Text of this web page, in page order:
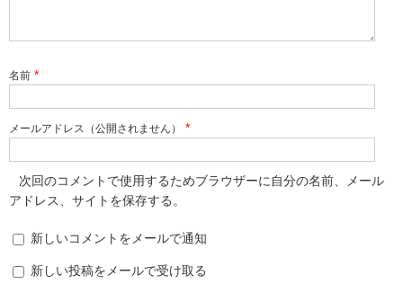
名前 *
メールアドレス（公開されません） *
次回のコメントで使用するためブラウザーに自分の名前、メール
アドレス、サイトを保存する。
新しいコメントをメールで通知
新しい投稿をメールで受け取る